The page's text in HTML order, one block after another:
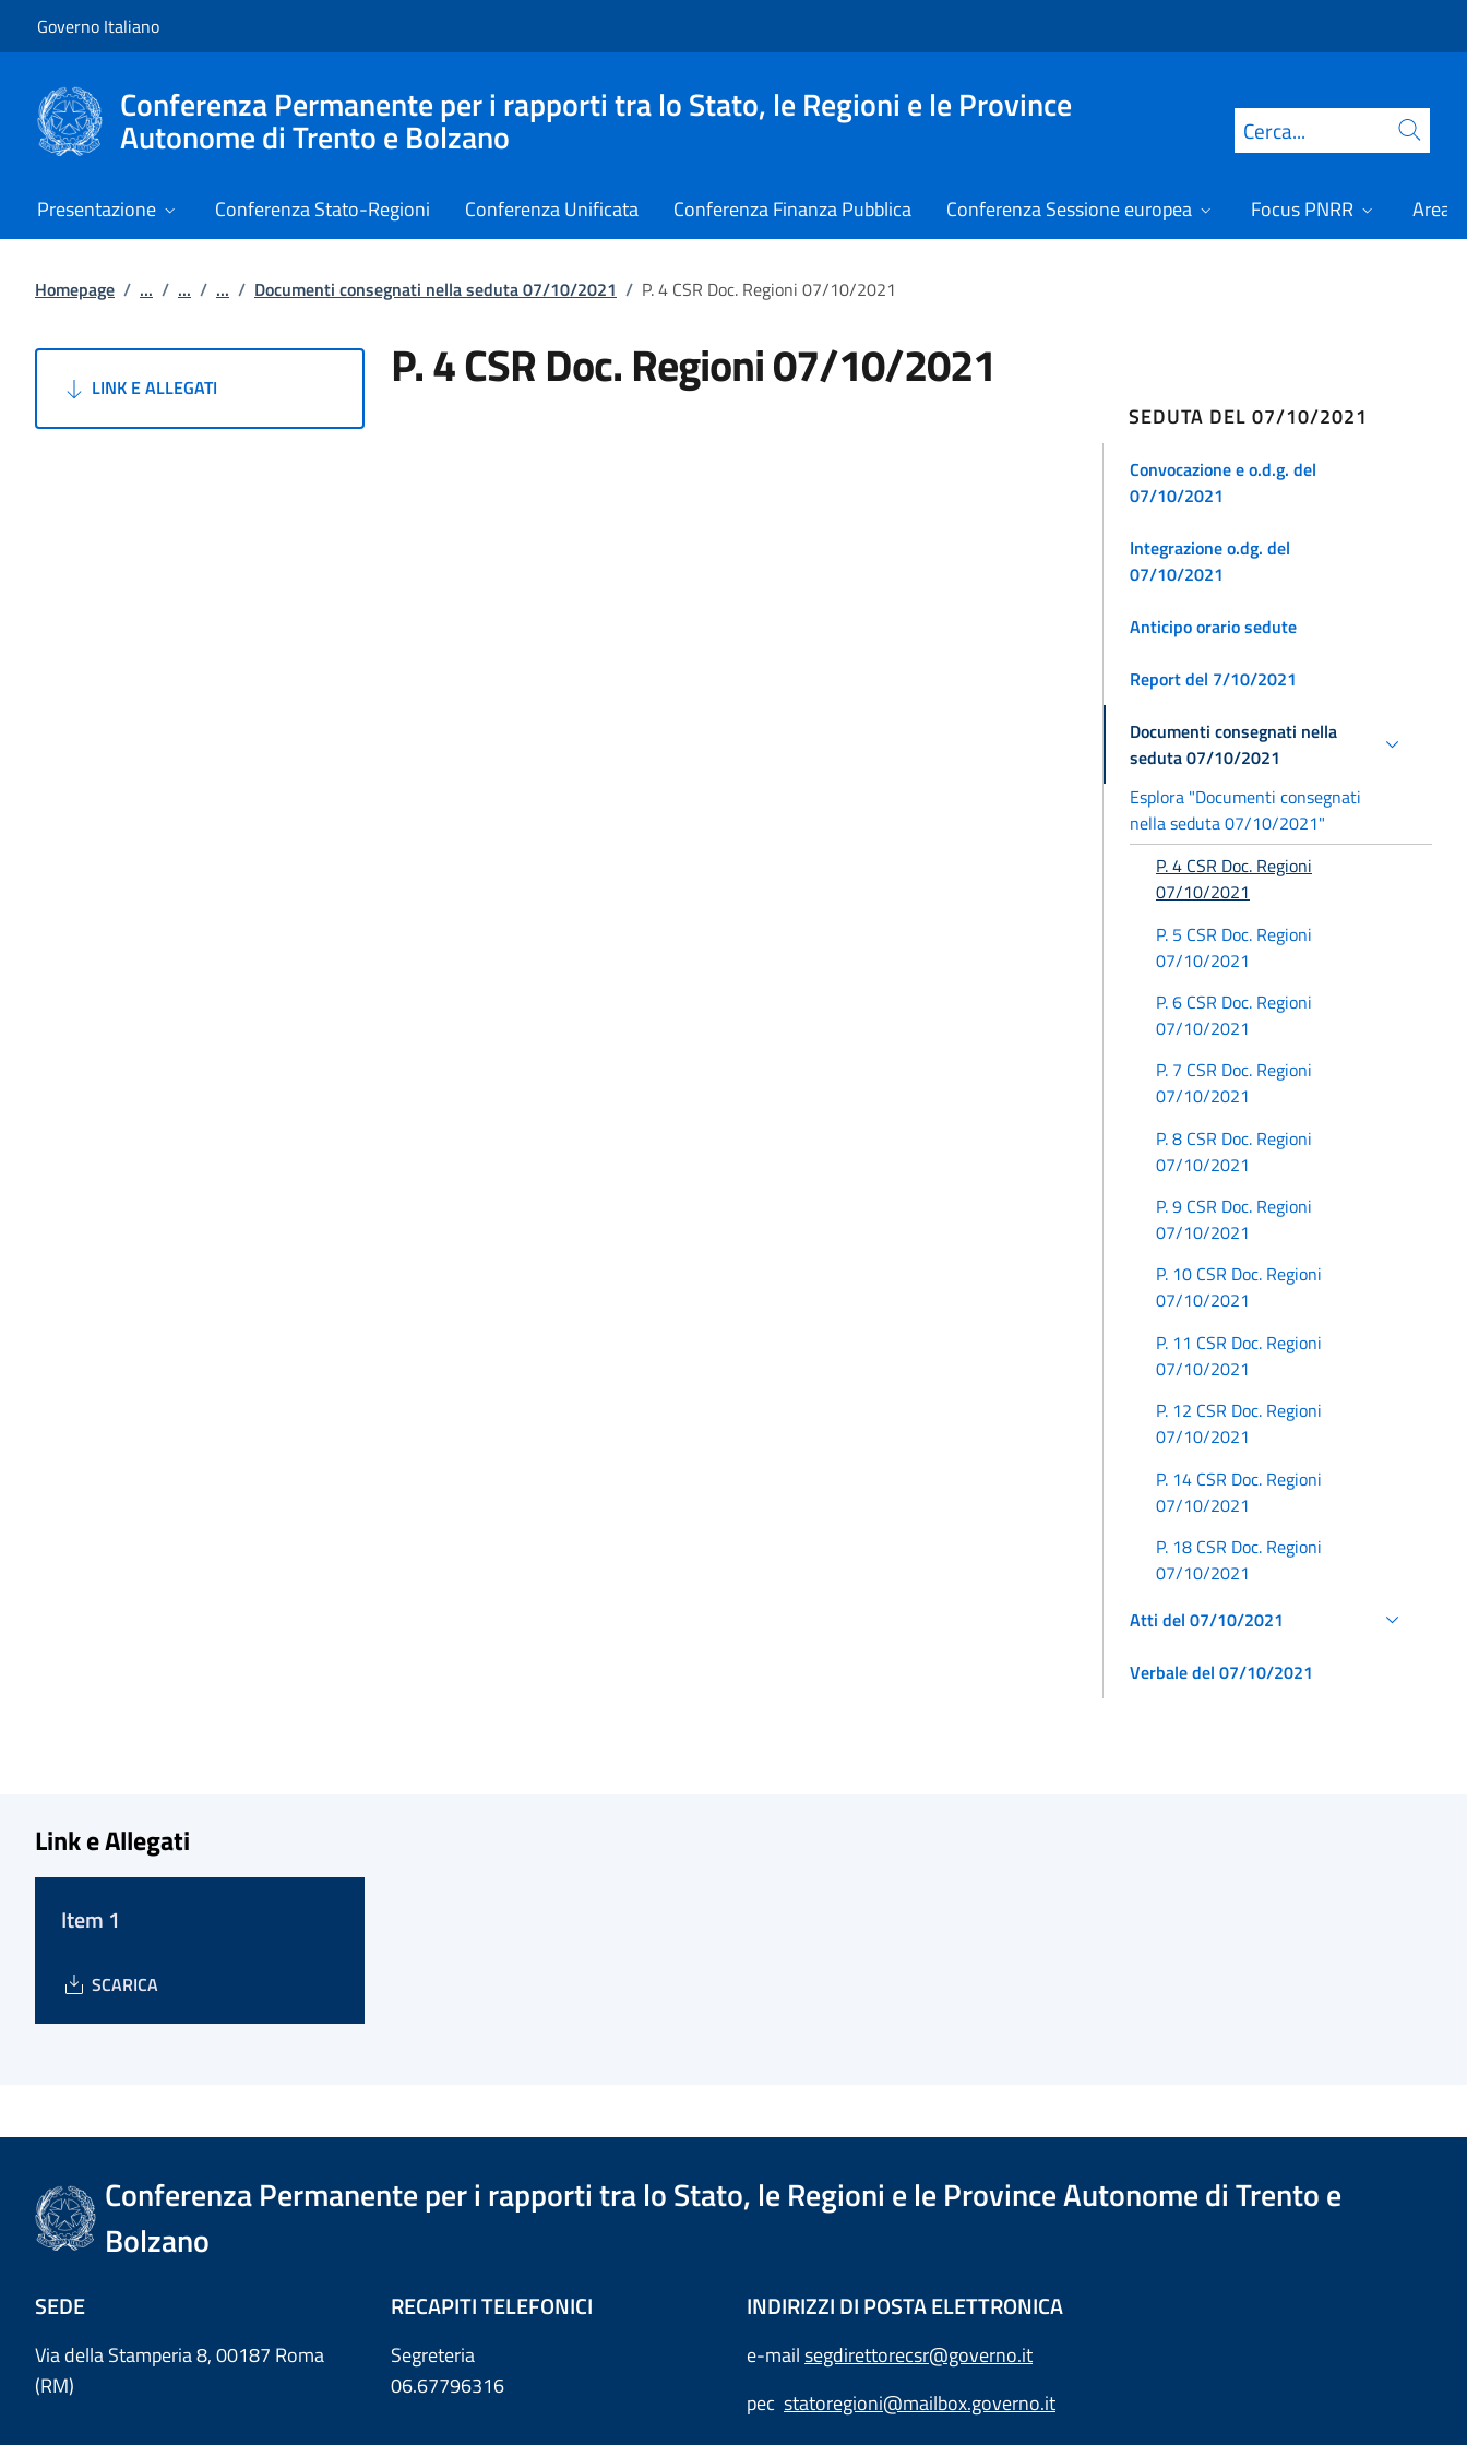
Governo Italiano
Conferenza Permanente per i rapporti tra lo Stato, le Regioni e le Province
Autonome di Trento e Bolzano Cerca
Presentazione Conferenza Stato-Regioni Conferenza Unificata Conferenza Finanza Pubblica Conferenza Sessione europea Focus PNRR Area
Homepage / ... / ... / ... / Documenti consegnati nella seduta 07/10/2021 / P. 4 CSR Doc. Regioni 07/10/2021
LINK E ALLEGATI P. 4 CSR Doc. Regioni 07/10/2021
SEDUTA DEL 07/10/2021
Convocazione e o.d.g. del
07/10/2021
Integrazione o.dg. del
07/10/2021
Anticipo orario sedute
Report del 7/10/2021
Documenti consegnati nella
seduta 07/10/2021
Esplora "Documenti consegnati
nella seduta 07/10/2021"
P. 4 CSR Doc. Regioni
07/10/2021
P. 5 CSR Doc. Regioni
07/10/2021
P. 6 CSR Doc. Regioni
07/10/2021
P. 7 CSR Doc. Regioni
07/10/2021
P. 8 CSR Doc. Regioni
07/10/2021
P. 9 CSR Doc. Regioni
07/10/2021
P. 10 CSR Doc. Regioni
07/10/2021
P. 11 CSR Doc. Regioni
07/10/2021
P. 12 CSR Doc. Regioni
07/10/2021
P. 14 CSR Doc. Regioni
07/10/2021
P. 18 CSR Doc. Regioni
07/10/2021
Atti del 07/10/2021
Verbale del 07/10/2021
Link e Allegati
Item 1
SCARICA
Conferenza Permanente per i rapporti tra lo Stato, le Regioni e le Province Autonome di Trento e
Bolzano
SEDE
Via della Stamperia 8, 00187 Roma
(RM)
RECAPITI TELEFONICI
Segreteria
06.67796316
INDIRIZZI DI POSTA ELETTRONICA
e-mailsegdirettorecsr@governo.it
pec statoregioni@mailbox.governo.it